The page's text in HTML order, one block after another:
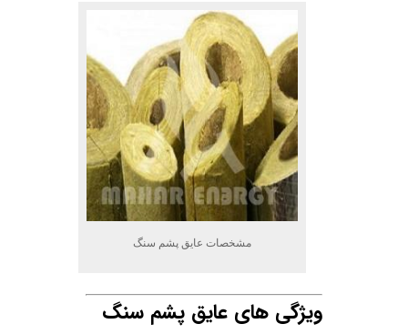
مشخصات عایق پشم سنگ
ویژگی های عایق پشم سنگ